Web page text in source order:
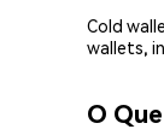
Cold
wallets,
O